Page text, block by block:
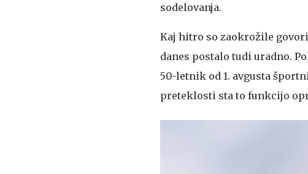
sodelovanja.
Kaj hitro so zaokrožile
danes postalo tudi uradno.
50-letnik od 1. avgusta
preteklosti sta to funkcijo